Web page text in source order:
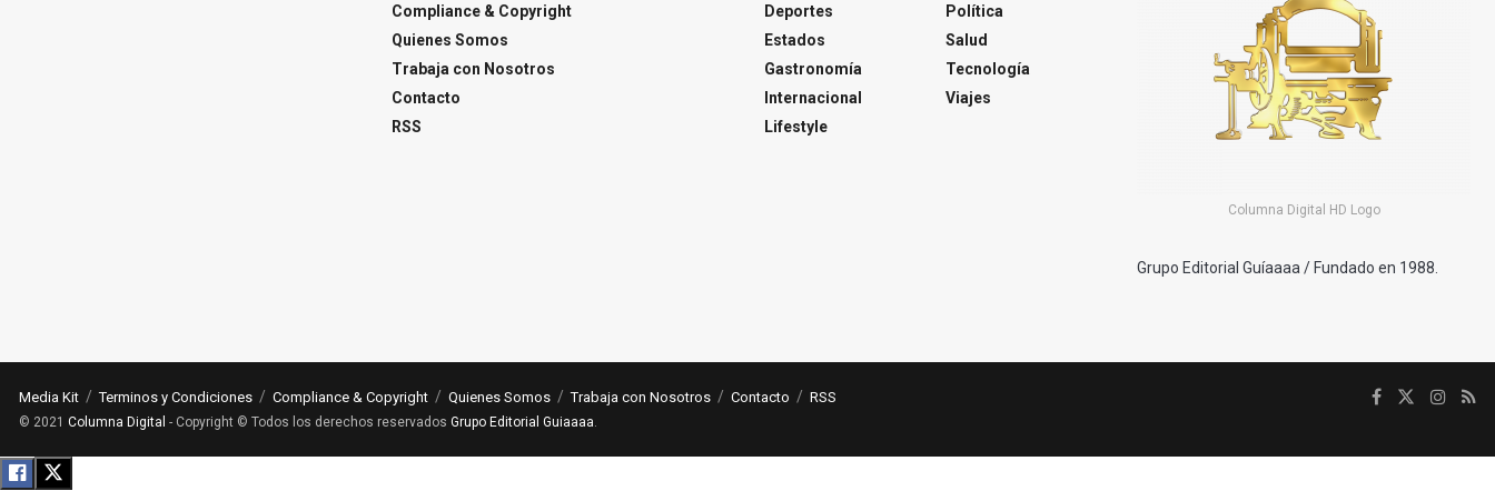
Compliance & Copyright
Quienes Somos
Trabaja con Nosotros
Contacto
RSS
Deportes
Estados
Gastronomía
Internacional
Lifestyle
Política
Salud
Tecnología
Viajes
Columna Digital HD Logo
Grupo Editorial Guíaaaa / Fundado en 1988.
Media Kit Terminos y Condiciones Compliance & Copyright Quienes Somos Trabaja con Nosotros Contacto RSS
© 2021 Columna Digital - Copyright © Todos los derechos reservados Grupo Editorial Guiaaaa